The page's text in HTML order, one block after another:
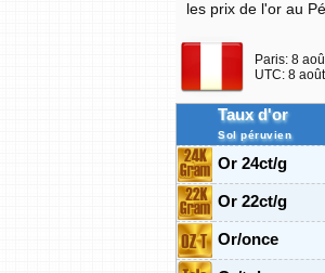
les prix de l'or au
Paris: 8
UTC: 8
Taux d'or
Sol péruvien
Or 24ct/g
Or 22ct/g
Or/once